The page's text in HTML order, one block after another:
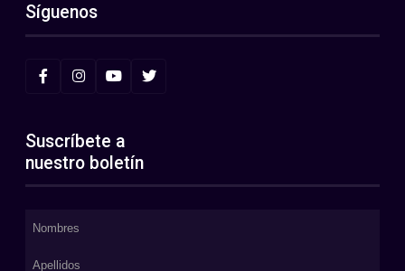
Síguenos
Suscríbete a
nuestro boletín